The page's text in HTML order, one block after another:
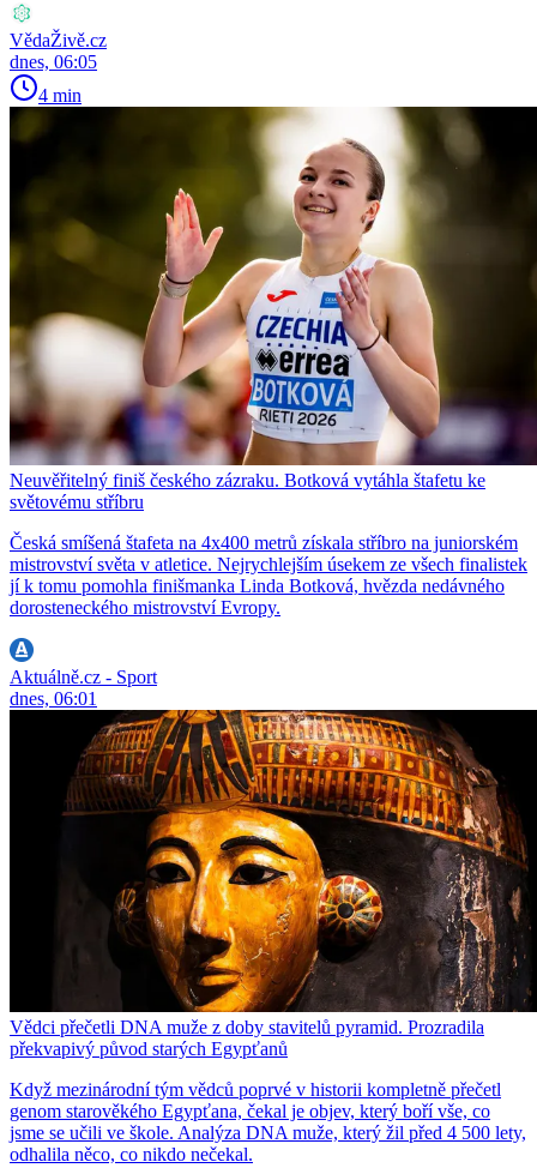
VědaŽivě.cz
dnes, 06:05
4 min
Neuvěřitelný finiš českého zázraku. Botková vytáhla štafetu ke
světovému stříbru
Česká smíšená štafeta na 4x400 metrů získala stříbro na juniorském
mistrovství světa v atletice. Nejrychlejším úsekem ze všech finalistek
jí k tomu pomohla finišmanka Linda Botková, hvězda nedávného
dorosteneckého mistrovství Evropy.
Aktuálně.cz - Sport
dnes, 06:01
Vědci přečetli DNA muže z doby stavitelů pyramid. Prozradila
překvapivý původ starých Egypťanů
Když mezinárodní tým vědců poprvé v historii kompletně přečetl
genom starověkého Egypťana, čekal je objev, který boří vše, co
jsme se učili ve škole. Analýza DNA muže, který žil před 4 500 lety,
odhalila něco, co nikdo nečekal.